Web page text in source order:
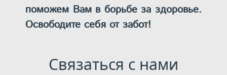
поможем Вам в борьбе за здоровье.
Освободите себя от забот!
Связаться с нами